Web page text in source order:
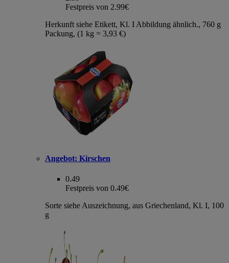
Festpreis von 2.99€
Herkunft siehe Etikett, Kl. I Abbildung ähnlich., 760 g
Packung, (1 kg = 3,93 €)
Angebot: Kirschen
0.49
Festpreis von 0.49€
Sorte siehe Auszeichnung, aus Griechenland, Kl. I, 100
g